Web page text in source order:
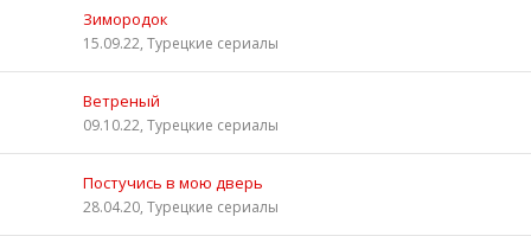
Зимородок
15.09.22, Турецкие сериалы
Ветреный
09.10.22, Турецкие сериалы
Постучись в мою дверь
28.04.20, Турецкие сериалы